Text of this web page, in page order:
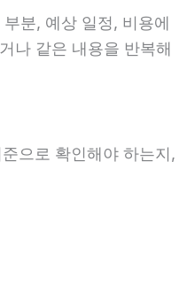
분, 예상 일정, 비용에
나 같은 내용을 반복해
으로 확인해야 하는지,